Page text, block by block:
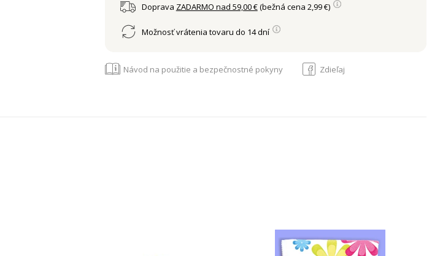
Doprava ZADARMO nad 59,00 €(bežná cena 2,99 €)
Možnosť vrátenia tovaru do 14 dní
Návod na použitie a bezpečnostné pokyny Zdieľaj